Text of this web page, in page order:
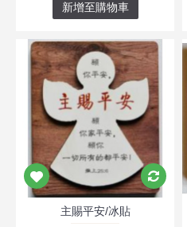
新增至購物車
主賜平安/冰貼